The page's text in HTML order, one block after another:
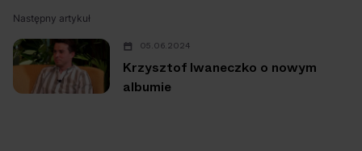
Następny artykuł
05.06.2024
Krzysztof Iwaneczko o nowym
albumie